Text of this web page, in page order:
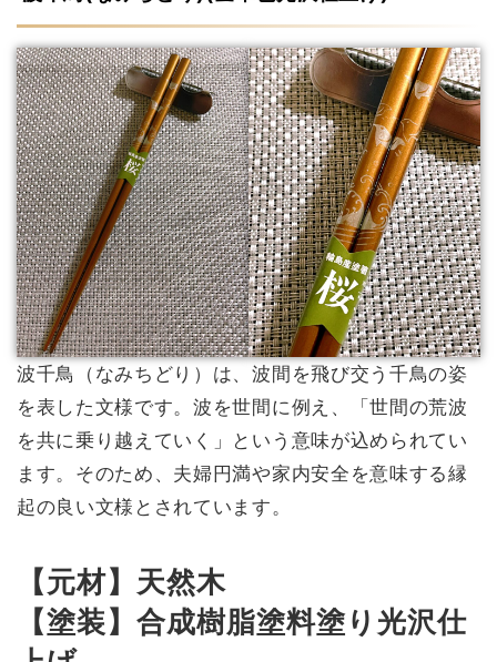
波千鳥（なみちどり）は、波間を飛び交う千鳥の姿
を表した文様です。波を世間に例え、「世間の荒波
を共に乗り越えていく」という意味が込められてい
ます。そのため、夫婦円満や家内安全を意味する縁
起の良い文様とされています。
【元材】天然木
【塗装】合成樹脂塗料塗り光沢仕